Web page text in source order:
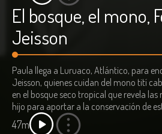
El bosque, el mono,
Jeisson
Paula llega a Luruaco, Atlántico, para
Jeisson, quienes cuidan del mono tití
en el bosque seco tropical que revela
hijo para aportar a la conservación de
47m